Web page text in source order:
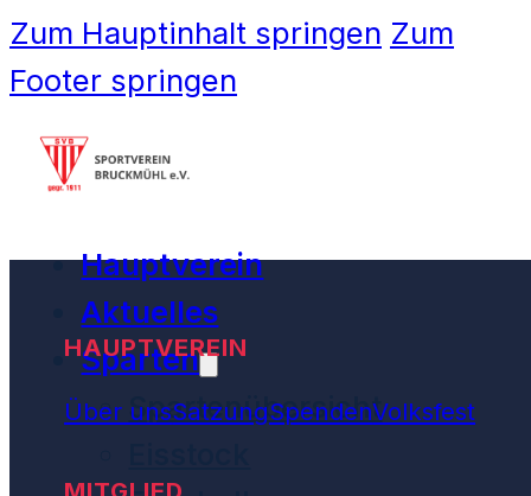
Zum Hauptinhalt springen Zum
Footer springen
Hauptverein
Aktuelles
Sparten
Spartenübersicht
HAUPTVEREIN
Über unsSatzungSpendenVolksfest